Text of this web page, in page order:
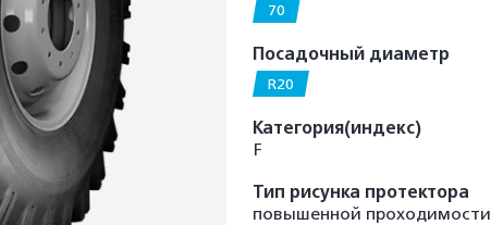
70
Посадочный диаметр
R20
Категория(индекс)
F
Тип рисунка протектора
повышенной проходимости